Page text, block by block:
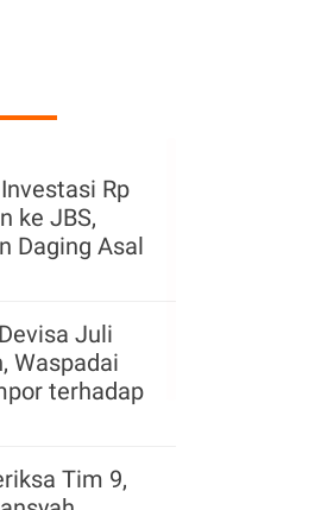
Rp
ke JBS,
Daging Asal
Juli
Waspadai
terhadap
Tim 9,